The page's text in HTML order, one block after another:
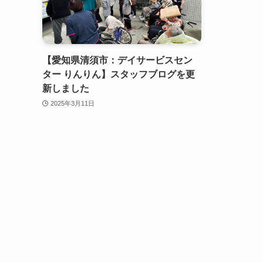
【愛知県清須市：デイサービスセン
ター りんりん】スタッフブログを更
新しました
2025年3月11日